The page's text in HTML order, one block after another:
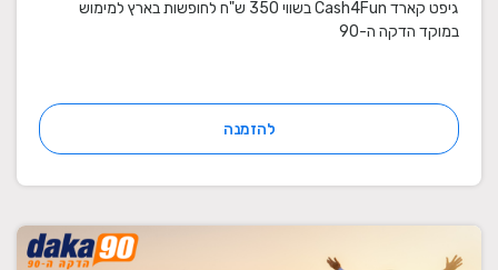
גיפט קארד Cash4Fun בשווי 350 ש"ח לחופשות בארץ למימוש
במוקד הדקה ה-90
להזמנה